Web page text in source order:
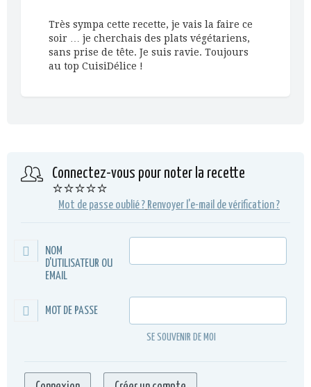
Très sympa cette recette, je vais la faire ce
soir … je cherchais des plats végétariens,
sans prise de tête. Je suis ravie. Toujours
au top CuisiDélice !
Connectez-vous pour noter la recette
⭐⭐⭐⭐⭐
Mot de passe oublié ? Renvoyer l'e-mail de vérification ?
NOM
D'UTILISATEUR OU
EMAIL
MOT DE PASSE
SE SOUVENIR DE MOI